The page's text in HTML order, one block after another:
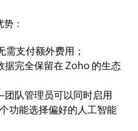
：
需支付额外费用；
完全保留在 Zoho 的生态
队管理员可以同时启用
功能选择偏好的人工智能